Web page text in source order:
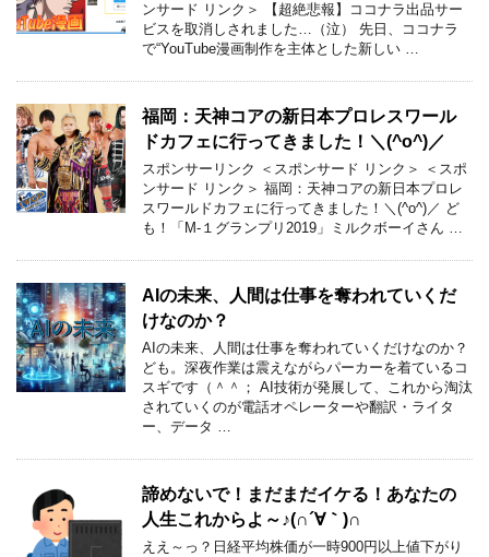
ンサード リンク＞ 【超絶悲報】ココナラ出品サー
ビスを取消しされました…（泣） 先日、ココナラ
で“YouTube漫画制作を主体とした新しい …
福岡：天神コアの新日本プロレスワール
ドカフェに行ってきました！＼(^o^)／
スポンサーリンク ＜スポンサード リンク＞ ＜スポ
ンサード リンク＞ 福岡：天神コアの新日本プロレ
スワールドカフェに行ってきました！＼(^o^)／ ど
も！「M-１グランプリ2019」ミルクボーイさん …
AIの未来、人間は仕事を奪われていくだ
けなのか？
AIの未来、人間は仕事を奪われていくだけなのか？
ども。深夜作業は震えながらパーカーを着ているコ
スギです（＾＾； AI技術が発展して、これから淘汰
されていくのが電話オペレーターや翻訳・ライタ
ー、データ …
諦めないで！まだまだイケる！あなたの
人生これからよ～♪(∩´∀｀)∩
ええ～っ？日経平均株価が一時900円以上値下がり